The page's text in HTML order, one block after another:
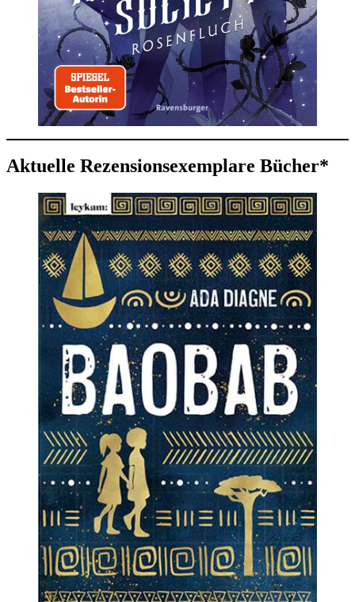
Aktuelle Rezensionsexemplare Bücher*